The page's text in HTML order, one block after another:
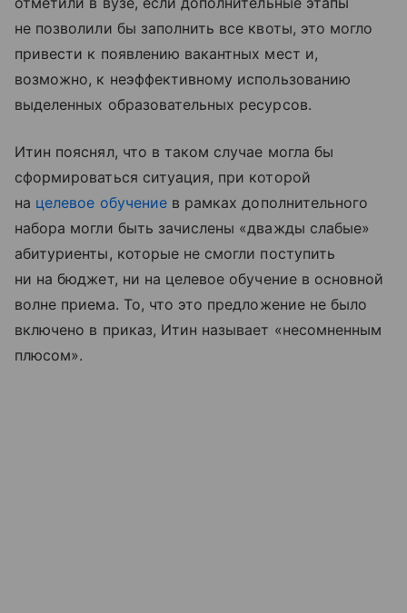
не позволили бы заполнить все квоты, это могло
привести к появлению вакантных мест и,
возможно, к неэффективному использованию
выделенных образовательных ресурсов.
Итин пояснял, что в таком случае могла бы
сформироваться ситуация, при которой
на целевое обучениев рамках дополнительного
набора могли быть зачислены «дважды слабые»
абитуриенты, которые не смогли поступить
ни на бюджет, ни на целевое обучение в основной
волне приема. То, что это предложение не было
включено в приказ, Итин называет «несомненным
плюсом».